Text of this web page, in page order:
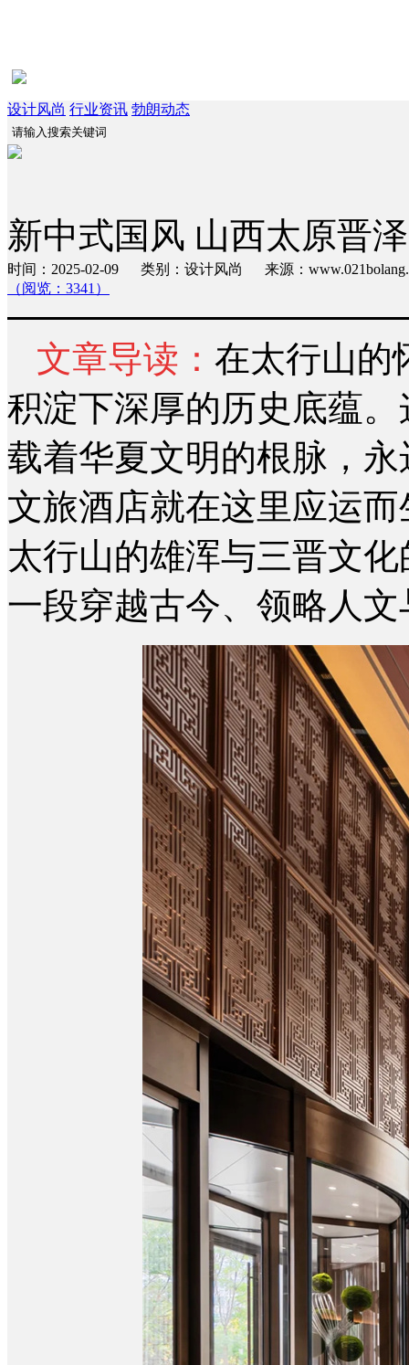
设计风尚 行业资讯 勃朗动态
新中式国风 山西太原晋
时间：2025-02-09 类别：设计风尚 来源：
（阅览：3341）
文章导读： 在太行山的
积淀下深厚的历史底蕴
载着华夏文明的根脉，
文旅酒店就在这里应运
太行山的雄浑与三晋文
一段穿越古今、领略人